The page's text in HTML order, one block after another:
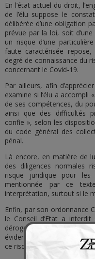
En l’état actuel du droit,
de l’élu suppose le
délibérée d’une obligation
prévue par la loi, soit
un risque d’une
faute caractérisée
degré de connaissance du
concernant le Covid-19.
Par ailleurs, afin
examine si l’élu a accompli
de ses compétences, du
ainsi que des difficultés
confie », selon les
du code général des
pénal.
Là encore, en matière de
des diligences normales
risque juridique pour
mentionnée par ce
interprétation, surtout si le
Enfin, par son ordonnance
le Conseil d’Etat a
dérogeant au cadre
évidente que l’obligation
ce risque pénal évoqué.